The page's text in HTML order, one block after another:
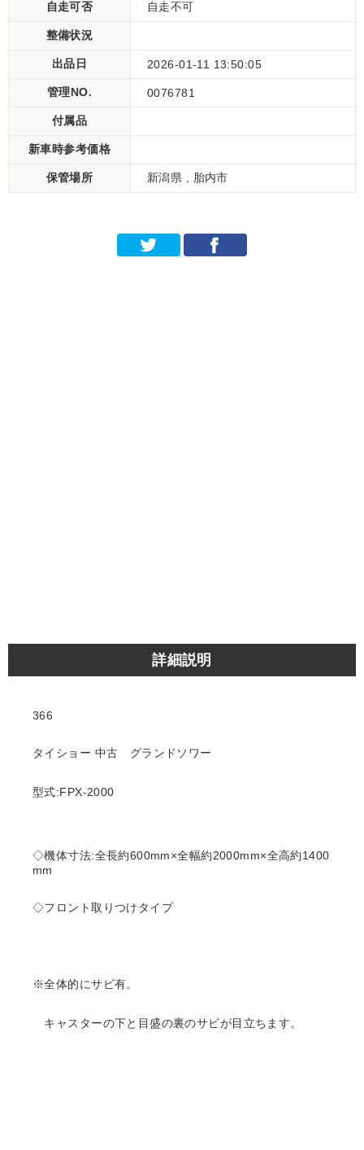
自走可否 自走不可
整備状況
出品日 2026-01-11 13:50:05
管理NO. 0076781
付属品
新車時参考価格
保管場所 新潟県 , 胎内市
詳細説明
366
タイショー 中古 グランドソワー
型式:FPX-2000
◇機体寸法:全長約600mm×全幅約2000mm×全高約1400
mm
◇フロント取りつけタイプ
※全体的にサビ有。
キャスターの下と目盛の裏のサビが目立ちます。